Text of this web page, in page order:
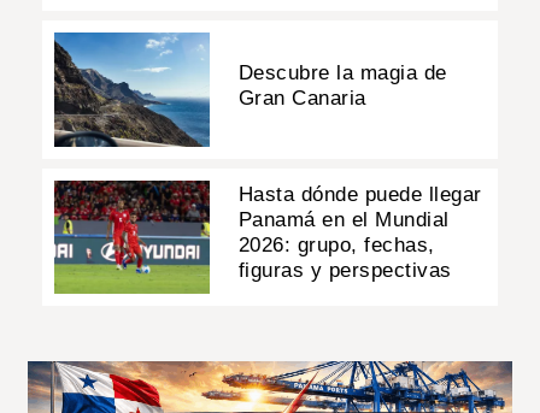
Descubre la magia de
Gran Canaria
Hasta dónde puede llegar
Panamá en el Mundial
2026: grupo, fechas,
figuras y perspectivas